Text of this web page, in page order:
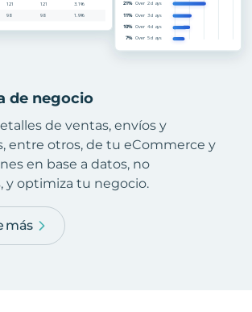
de negocio
de ventas, envíos y
entre otros, de tu eCommerce y
en base a datos, no
y optimiza tu negocio.
más